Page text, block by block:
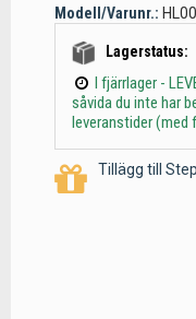
Modell/Varunr.:
Lagerstatus:
I fjärrlager -
såvida du inte har
leveranstider (med
Tillägg till